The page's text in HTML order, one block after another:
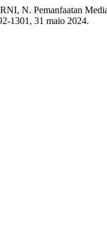
N. Pemanfaatan
1301, 31 maio 2024.